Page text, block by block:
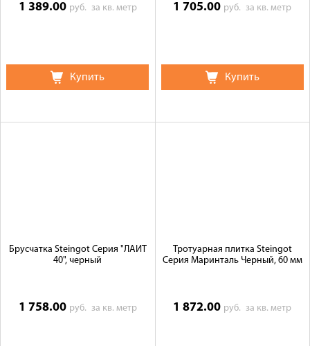
1 389.00 руб. за кв. метр
Купить
1 705.00 руб.за кв. метр
Купить
Брусчатка Steingot Серия "ЛАЙТ
40", черный
1 758.00 руб. за кв. метр
Тротуарная плитка Steingot
Серия Маринталь Черный, 60 мм
1 872.00 руб.за кв. метр